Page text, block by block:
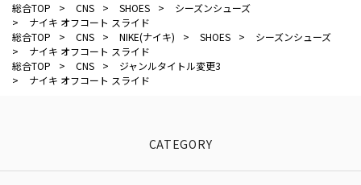
総合TOP > CNS > SHOES >
シーズンシューズ
>
ナイキ オフコート スライド
総合TOP
> CNS > NIKE(ナイキ) > SHOES >
シーズンシューズ
>
ナイキ オフコート スライド
総合TOP
> CNS >
ジャンルタイトル変更3
>
ナイキ オフコート スライド
CATEGORY